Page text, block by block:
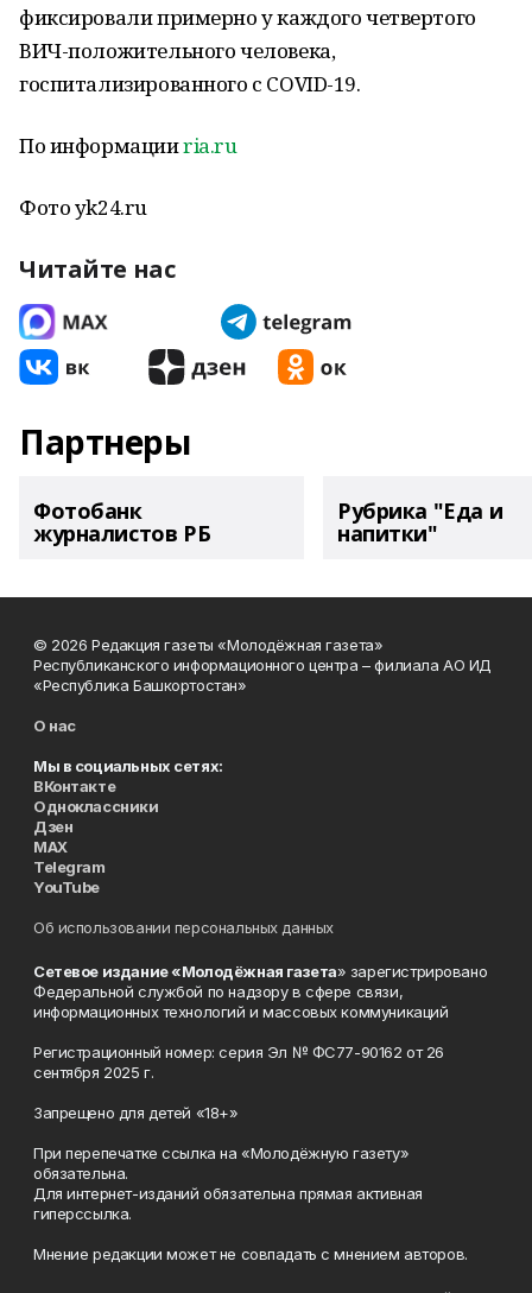
фиксирoвали примерно у каждого четвертого
ВИЧ-положительного челoвека,
госпитализированнoго с COVID-19.
По информацииria.ru
Фото yk24.ru
Читайте нас
Партнеры
Фотобанк
журналистов РБ
Рубрика "Еда и
напитки"
© 2026 Редакция газеты «Молодёжная газета»
Республиканского информационного центра – филиала АО ИД
«Республика Башкортостан»
О нас
Мы в социальных сетях:
ВКонтакте
Одноклассники
Дзен
MAX
Telegram
YouTube
Об использовании персональных данных
Сетевое издание «Молодёжная газета» зарегистрировано
Федеральной службой по надзору в сфере связи,
информационных технологий и массовых коммуникаций
Регистрационный номер: серия Эл № ФС77-90162 от 26
сентября 2025 г.
Запрещено для детей «18+»
При перепечатке ссылка на «Молодёжную газету»
обязательна.
Для интернет-изданий обязательна прямая активная
гиперссылка.
Мнение редакции может не совпадать с мнением авторов.